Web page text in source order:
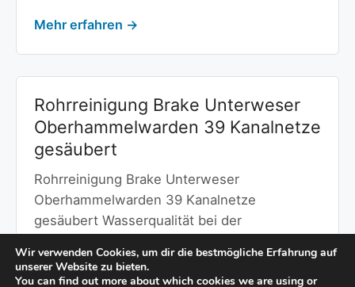
Mehr erfahren →
Rohrreinigung Brake Unterweser
Oberhammelwarden 39 Kanalnetze
gesäubert
Rohrreinigung Brake Unterweser
Oberhammelwarden 39 Kanalnetze
gesäubert Wasserqualität bei der
Oberhammelwarden Wasserqualität…
Wir verwenden Cookies, um dir die bestmögliche Erfahrung auf
unserer Website zu bieten.
You can find out more about which cookies we are using or